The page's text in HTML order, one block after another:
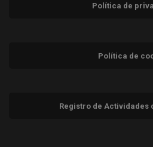
Política de
Política de
Registro de Actividades